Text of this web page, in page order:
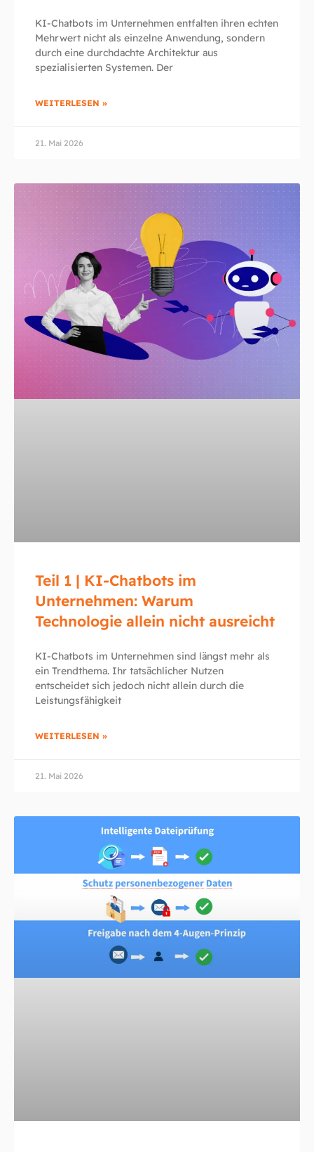
KI-Chatbots im Unternehmen entfalten ihren echten
Mehrwert nicht als einzelne Anwendung, sondern
durch eine durchdachte Architektur aus
spezialisierten Systemen. Der
WEITERLESEN »
21. Mai 2026
Teil 1 | KI-Chatbots im
Unternehmen: Warum
Technologie allein nicht ausreicht
KI-Chatbots im Unternehmen sind längst mehr als
ein Trendthema. Ihr tatsächlicher Nutzen
entscheidet sich jedoch nicht allein durch die
Leistungsfähigkeit
WEITERLESEN »
21. Mai 2026